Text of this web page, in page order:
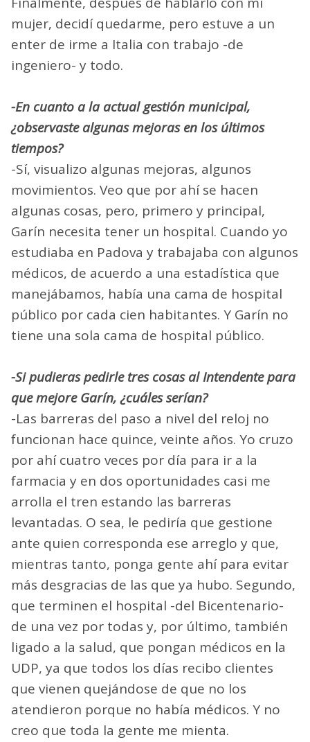
mujer, decidí quedarme, pero estuve a un
enter de irme a Italia con trabajo -de
ingeniero- y todo.
-En cuanto a la actual gestión municipal,
¿observaste algunas mejoras en los últimos
tiempos?
-Sí, visualizo algunas mejoras, algunos
movimientos. Veo que por ahí se hacen
algunas cosas, pero, primero y principal,
Garín necesita tener un hospital. Cuando yo
estudiaba en Padova y trabajaba con algunos
médicos, de acuerdo a una estadística que
manejábamos, había una cama de hospital
público por cada cien habitantes. Y Garín no
tiene una sola cama de hospital público.
-Si pudieras pedirle tres cosas al Intendente para
que mejore Garín, ¿cuáles serían?
-Las barreras del paso a nivel del reloj no
funcionan hace quince, veinte años. Yo cruzo
por ahí cuatro veces por día para ir a la
farmacia y en dos oportunidades casi me
arrolla el tren estando las barreras
levantadas. O sea, le pediría que gestione
ante quien corresponda ese arreglo y que,
mientras tanto, ponga gente ahí para evitar
más desgracias de las que ya hubo. Segundo,
que terminen el hospital -del Bicentenario-
de una vez por todas y, por último, también
ligado a la salud, que pongan médicos en la
UDP, ya que todos los días recibo clientes
que vienen quejándose de que no los
atendieron porque no había médicos. Y no
creo que toda la gente me mienta.